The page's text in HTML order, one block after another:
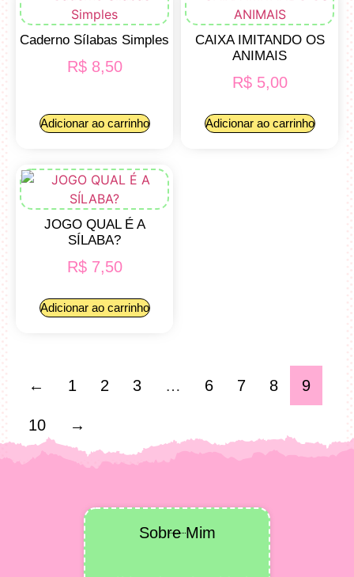
Caderno Sílabas Simples
R$8,50
Adicionar ao carrinho
CAIXA IMITANDO OS
ANIMAIS
R$5,00
Adicionar ao carrinho
JOGO QUAL É A
SÍLABA?
R$7,50
Adicionar ao carrinho
← 1 2 3 … 6 7 8 9
10 →
Sobre Mim